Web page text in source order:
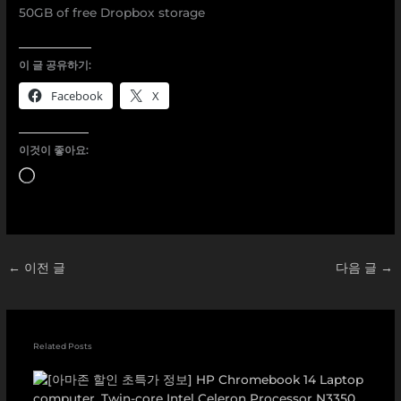
50GB of free Dropbox storage
이 글 공유하기:
Facebook X
이것이 좋아요:
로
← 이전 글 다음 글 →
Related Posts